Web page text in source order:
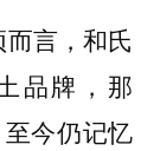
言，和氏
品牌，那
今仍记忆